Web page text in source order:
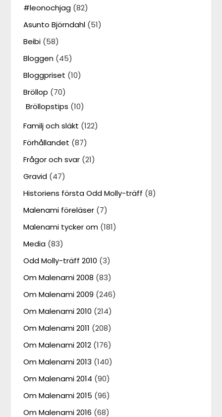
#leonochjag (82)
Asunto Björndahl (51)
Beibi (58)
Bloggen (45)
Bloggpriset (10)
Bröllop (70)
Bröllopstips (10)
Familj och släkt (122)
Förhållandet (87)
Frågor och svar (21)
Gravid (47)
Historiens första Odd Molly-träff (8)
Malenami föreläser (7)
Malenami tycker om (181)
Media (83)
Odd Molly-träff 2010 (3)
Om Malenami 2008 (83)
Om Malenami 2009 (246)
Om Malenami 2010 (214)
Om Malenami 2011 (208)
Om Malenami 2012 (176)
Om Malenami 2013 (140)
Om Malenami 2014 (90)
Om Malenami 2015 (96)
Om Malenami 2016 (68)